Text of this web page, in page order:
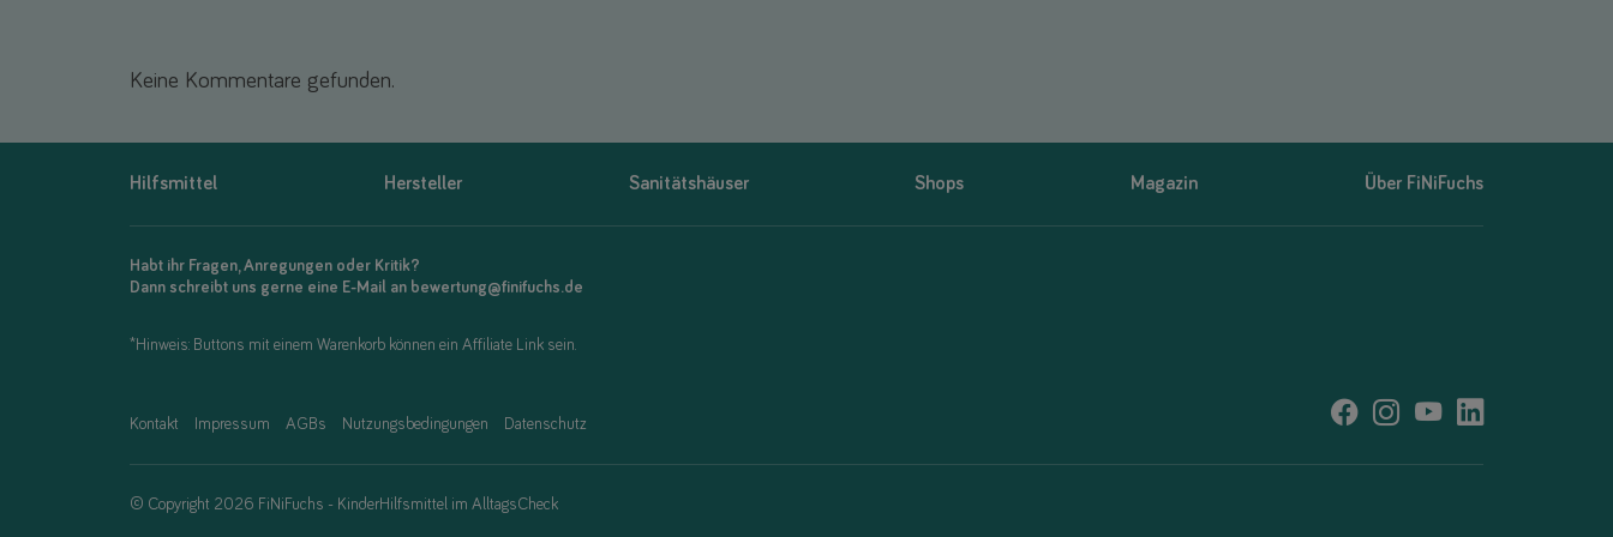
Keine Kommentare gefunden.
Hilfsmittel Hersteller Sanitätshäuser Shops Magazin Über FiNiFuchs
Habt ihr Fragen, Anregungen oder Kritik?
Dann schreibt uns gerne eine E-Mail an bewertung@finifuchs.de
*Hinweis: Buttons mit einem Warenkorb können ein Affiliate Link sein.
Kontakt Impressum AGBs Nutzungsbedingungen Datenschutz
© Copyright 2026 FiNiFuchs - KinderHilfsmittel im AlltagsCheck